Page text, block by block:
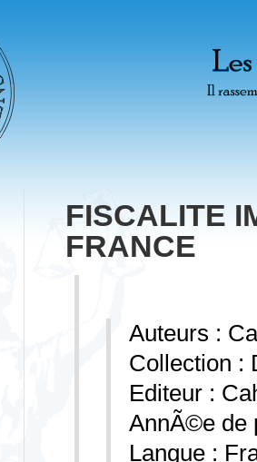
FISCALITE
FRANCE
Auteurs :
Collection :
Editeur :
AnnÃ©e de
Langue :